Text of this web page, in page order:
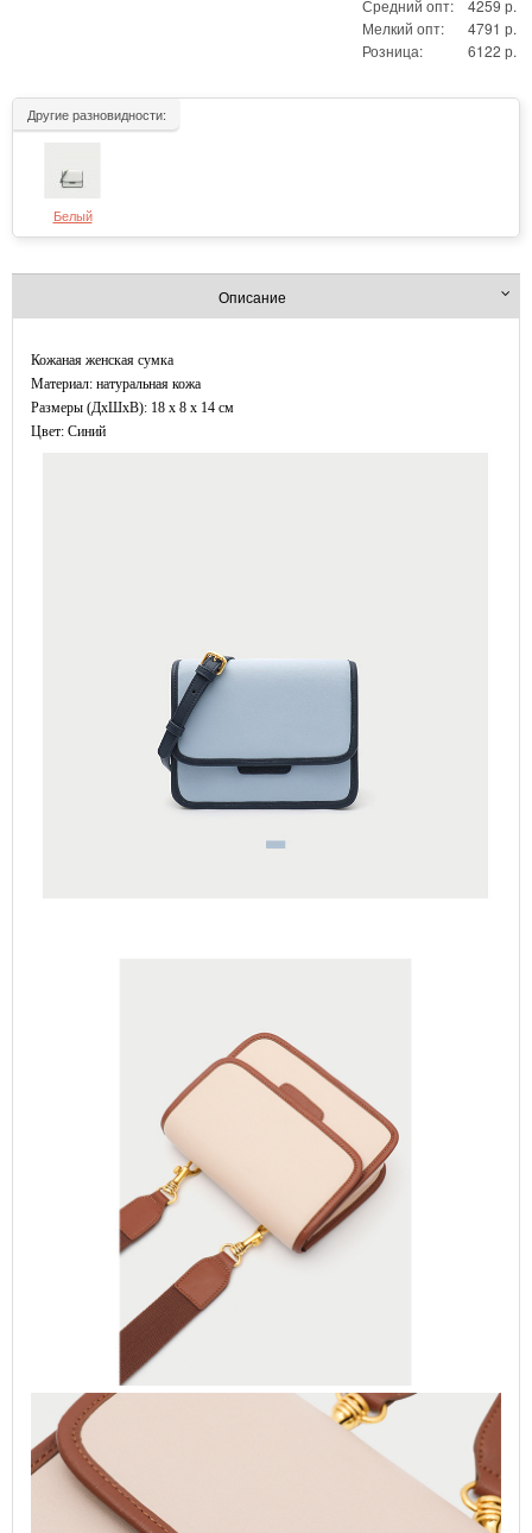
Средний опт:
4259 р.
Мелкий опт:
4791 р.
Розница:
6122 р.
Другие разновидности:
Белый
Описание
Кожаная женская сумка
Материал: натуральная кожа
Размеры (ДxШхВ): 18 x 8 x 14 см
Цвет: Синий